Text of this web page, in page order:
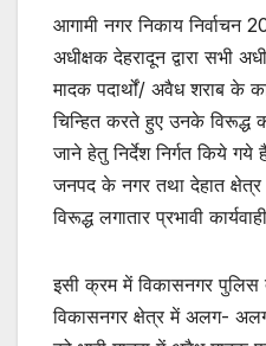
at
s
A
p
p
c
e
b
o
o
k
itt
er
आगामी नगर निकाय निर्वाचन
अधीक्षक देहरादून द्वारा सभी
मादक पदार्थों/ अवैध शराब के
चिन्हित करते हुए उनके विरूद्ध
जाने हेतु निर्देश निर्गत किये
जनपद के नगर तथा देहात क्षेत्र
विरूद्ध लगातार प्रभावी
इसी क्रम में विकासनगर पुलिस
विकासनगर क्षेत्र में अलग-